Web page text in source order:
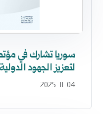
لتعزيز الجهود
2025-11-04